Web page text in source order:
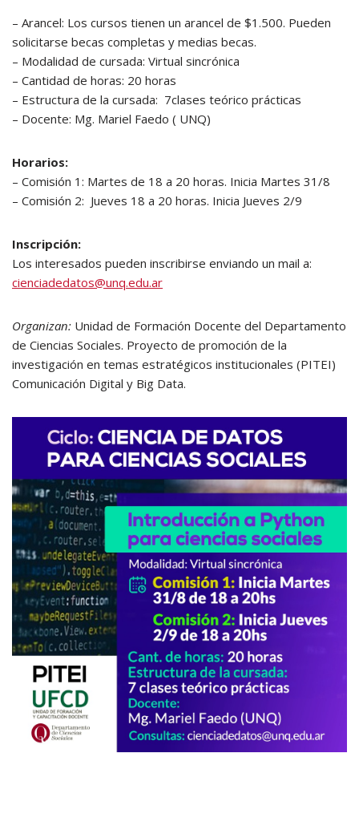
– Arancel: Los cursos tienen un arancel de $1.500. Pueden
solicitarse becas completas y medias becas.
– Modalidad de cursada: Virtual sincrónica
– Cantidad de horas: 20 horas
– Estructura de la cursada: 7clases teórico prácticas
– Docente: Mg. Mariel Faedo ( UNQ)
Horarios:
– Comisión 1: Martes de 18 a 20 horas. Inicia Martes 31/8
– Comisión 2: Jueves 18 a 20 horas. Inicia Jueves 2/9
Inscripción:
Los interesados pueden inscribirse enviando un mail a:
cienciadedatos@unq.edu.ar
Organizan: Unidad de Formación Docente del Departamento
de Ciencias Sociales. Proyecto de promoción de la
investigación en temas estratégicos institucionales (PITEI)
Comunicación Digital y Big Data.